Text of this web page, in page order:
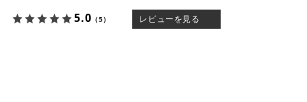
5.0 （5） レビューを見る